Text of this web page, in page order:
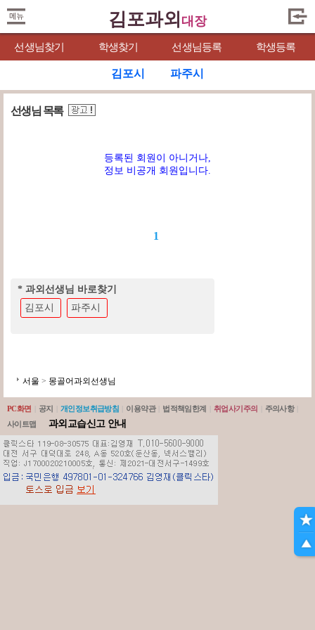
김포과외 대장
선생님찾기 학생찾기 선생님등록 학생등록
김포시 파주시
선생님 목록
등록된 회원이 아니거나,
정보 비공개 회원입니다.
1
* 과외선생님 바로찾기
김포시
파주시
서울 > 몽골어과외선생님
PC화면 공지 개인정보취급방침 이용약관 법적책임한계 취업사기주의 주의사항
사이트맵
과외교습신고 안내